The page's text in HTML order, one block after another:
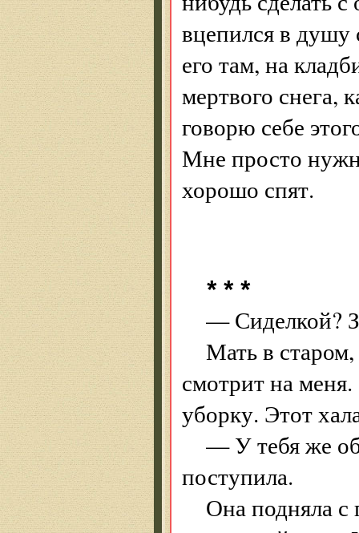
вцепился в душу
его там, на
мертвого снега,
говорю себе
Мне просто
хорошо спят.
* * *
— Сиделкой?
Мать в старом,
смотрит на
уборку. Этот
— У тебя же
поступила.
Она подняла с